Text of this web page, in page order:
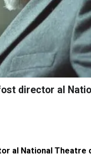
director al
al National Theatre